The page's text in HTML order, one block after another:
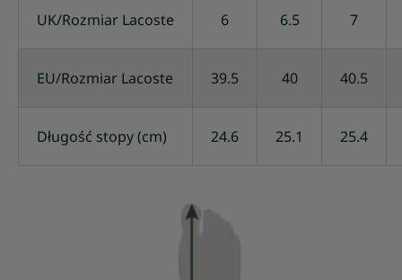
UK/Rozmiar Lacoste 6 6.5 7
EU/Rozmiar Lacoste 39.5 40 40.5
Długość stopy (cm) 24.6 25.1 25.4